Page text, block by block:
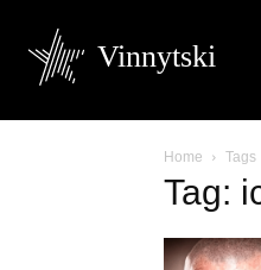
Vinnytski
Home Tags
Tag: